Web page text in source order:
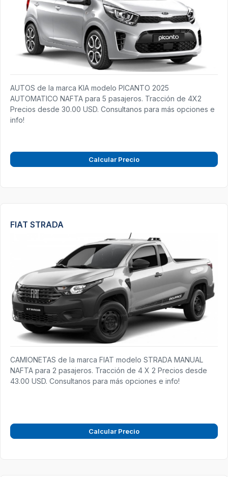
AUTOS de la marca KIA modelo PICANTO 2025
AUTOMATICO NAFTA para 5 pasajeros. Tracción de 4X2
Precios desde 30.00 USD. Consultanos para más opciones e
info!
Calcular Precio
FIAT STRADA
CAMIONETAS de la marca FIAT modelo STRADA MANUAL
NAFTA para 2 pasajeros. Tracción de 4 X 2 Precios desde
43.00 USD. Consultanos para más opciones e info!
Calcular Precio